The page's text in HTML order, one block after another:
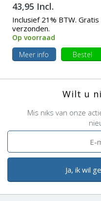
43,95 Incl.
Inclusief 21% BTW. Gratis
verzonden.
Op voorraad
Meer info
Bestel
Wilt u
Mis niks van onze
Ja, ik wil